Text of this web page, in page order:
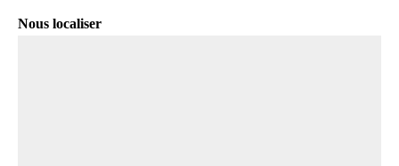
Nous localiser